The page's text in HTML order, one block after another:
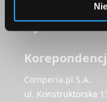
Comperia.pl S.A.
ul. Konstruktorska